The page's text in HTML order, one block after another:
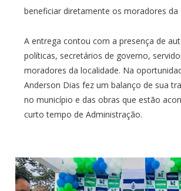
beneficiar diretamente os moradores da
A entrega contou com a presença de
políticas, secretários de governo,
moradores da localidade. Na
Anderson Dias fez um balanço de sua
no município e das obras que estão
curto tempo de Administração.